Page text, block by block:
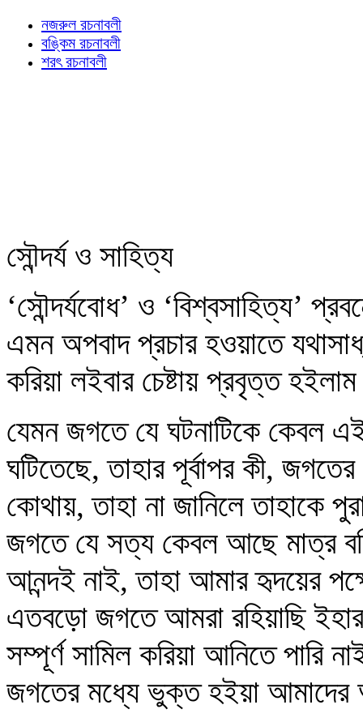
নজরুল রচনাবলী
বঙ্কিম রচনাবলী
শরৎ রচনাবলী
সৌন্দর্য ও সাহিত্য
‘সৌন্দর্যবোধ’ ও ‘বিশ্বসাহিত্য’
এমন অপবাদ প্রচার হওয়াতে
করিয়া লইবার চেষ্টায় প্রবৃত্ত
যেমন জগতে যে ঘটনাটিকে কেবল
ঘটিতেছে, তাহার পূর্বাপর কী,
কোথায়, তাহা না জানিলে তাহাকে
জগতে যে সত্য কেবল আছে মাত্র
আনন্দই নাই, তাহা আমার হৃদয়ের
এতবড়ো জগতে আমরা রহিয়াছি
সম্পূর্ণ সামিল করিয়া আনিতে পারি
জগতের মধ্যে ভুক্ত হইয়া